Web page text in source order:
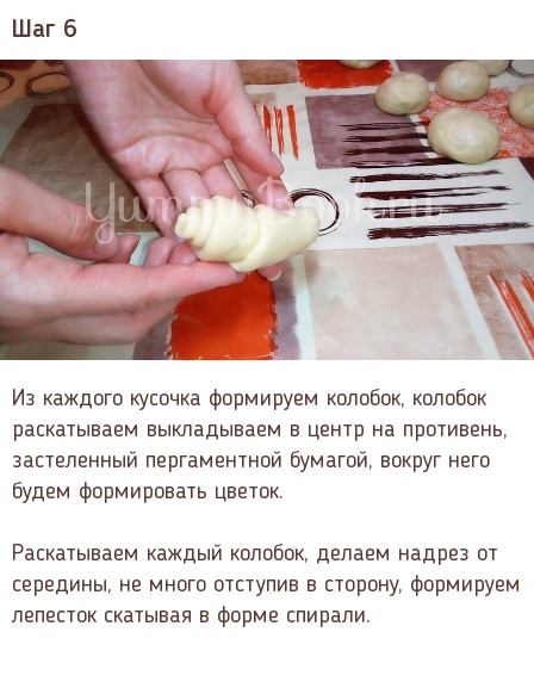
Шаг 6
Из каждого кусочка формируем колобок, колобок
раскатываем выкладываем в центр на противень,
застеленный пергаментной бумагой, вокруг него
будем формировать цветок.
Раскатываем каждый колобок, делаем надрез от
середины, не много отступив в сторону, формируем
лепесток скатывая в форме спирали.